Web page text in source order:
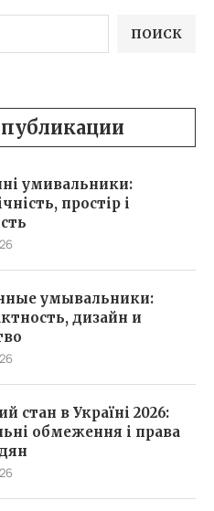
ПОИСК
умивальники:
простір і
умывальники:
дизайн и
стан в Україні 2026:
обмеження і права